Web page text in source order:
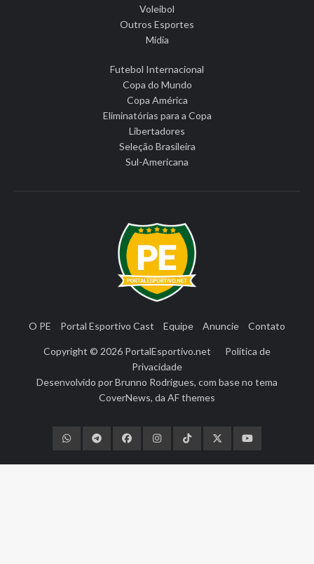
Voleibol
Outros Esportes
Mídia
Futebol Internacional
Copa do Mundo
Copa América
Eliminatórias para a Copa
Libertadores
Seleção Brasileira
Sul-Americana
O PE Portal Esportivo Cast Equipe Anuncie Contato
Copyright © 2026 PortalEsportivo.net
Política de
Privacidade
Desenvolvido porBrunno Rodrigues, com base no tema
CoverNews, da AF themes